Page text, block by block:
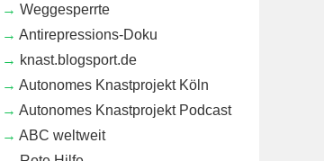
Weggesperrte
Antirepressions-Doku
knast.blogsport.de
Autonomes Knastprojekt Köln
Autonomes Knastprojekt Podcast
ABC weltweit